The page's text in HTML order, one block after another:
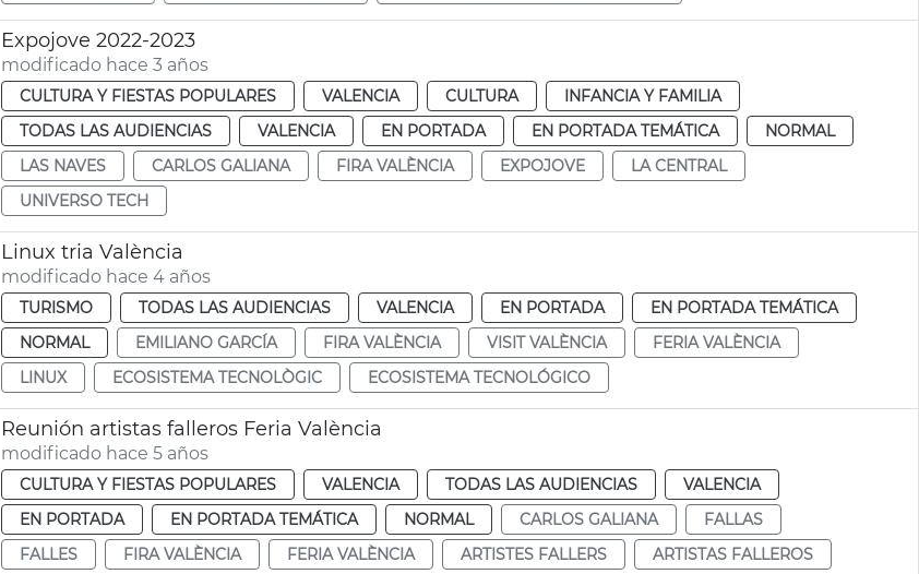
Expojove 2022-2023
modificado hace 3 años
CULTURA Y FIESTAS POPULARES VALENCIA CULTURA
INFANCIA Y FAMILIA
TODAS LAS AUDIENCIAS
VALENCIA EN PORTADA EN PORTADA TEMÁTICA
NORMAL
LAS NAVES
CARLOS GALIANA FIRA VALÈNCIA EXPOJOVE
LA CENTRAL
UNIVERSO TECH
Linux tria València
modificado hace 4 años
TURISMO TODAS LAS AUDIENCIAS VALENCIA EN PORTADA
EN PORTADA TEMÁTICA
NORMAL
EMILIANO GARCÍA FIRA VALÈNCIA VISIT VALÈNCIA
FERIA VALÈNCIA
LINUX
ECOSISTEMA TECNOLÒGIC ECOSISTEMA TECNOLÓGICO
Reunión artistas falleros Feria València
modificado hace 5 años
CULTURA Y FIESTAS POPULARES VALENCIA TODAS LAS AUDIENCIAS
VALENCIA
EN PORTADA
EN PORTADA TEMÁTICA NORMAL CARLOS GALIANA
FALLAS
FALLES
FIRA VALÈNCIA FERIA VALÈNCIA ARTISTES FALLERS ARTISTAS FALLEROS